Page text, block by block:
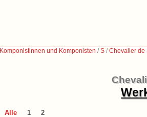
Komponistinnen und Komponisten /S /Chevalier de
Alle 1 2